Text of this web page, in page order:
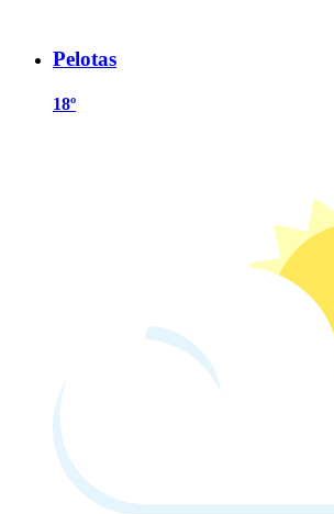
Pelotas
18º